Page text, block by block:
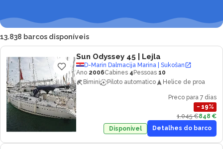
13.838 barcos disponíveis
Sun Odyssey 45 | Lejla
D-Marin Dalmacija Marina | Sukošan
Ano 2006Cabines 4 Pessoas 10
Bimini
Piloto automatico Helice de proa
Preco para 7 dias
− 19%
1.045 €848 €
Disponivel
Detalhes do barco